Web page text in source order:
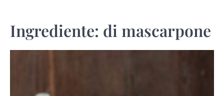
Ingrediente: di mascarpone